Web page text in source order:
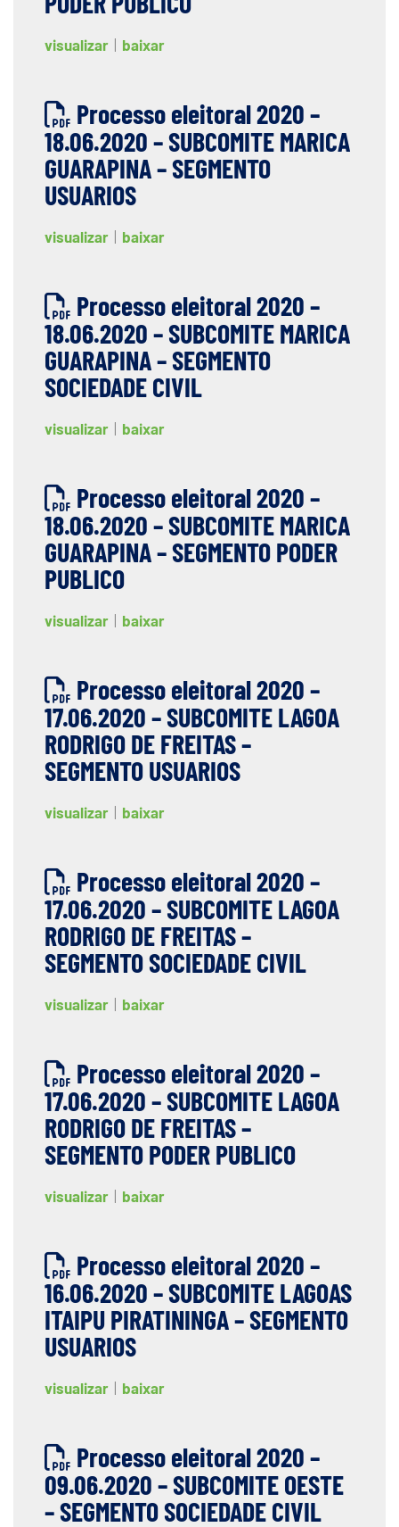
visualizar baixar
Processo eleitoral 2020 –
18.06.2020 – SUBCOMITE MARICA
GUARAPINA – SEGMENTO
USUARIOS
visualizar baixar
Processo eleitoral 2020 –
18.06.2020 – SUBCOMITE MARICA
GUARAPINA – SEGMENTO
SOCIEDADE CIVIL
visualizar baixar
Processo eleitoral 2020 –
18.06.2020 – SUBCOMITE MARICA
GUARAPINA – SEGMENTO PODER
PUBLICO
visualizar baixar
Processo eleitoral 2020 –
17.06.2020 – SUBCOMITE LAGOA
RODRIGO DE FREITAS –
SEGMENTO USUARIOS
visualizar baixar
Processo eleitoral 2020 –
17.06.2020 – SUBCOMITE LAGOA
RODRIGO DE FREITAS –
SEGMENTO SOCIEDADE CIVIL
visualizar baixar
Processo eleitoral 2020 –
17.06.2020 – SUBCOMITE LAGOA
RODRIGO DE FREITAS –
SEGMENTO PODER PUBLICO
visualizar baixar
Processo eleitoral 2020 –
16.06.2020 – SUBCOMITE LAGOAS
ITAIPU PIRATININGA – SEGMENTO
USUARIOS
visualizar baixar
Processo eleitoral 2020 –
09.06.2020 – SUBCOMITE OESTE
– SEGMENTO SOCIEDADE CIVIL